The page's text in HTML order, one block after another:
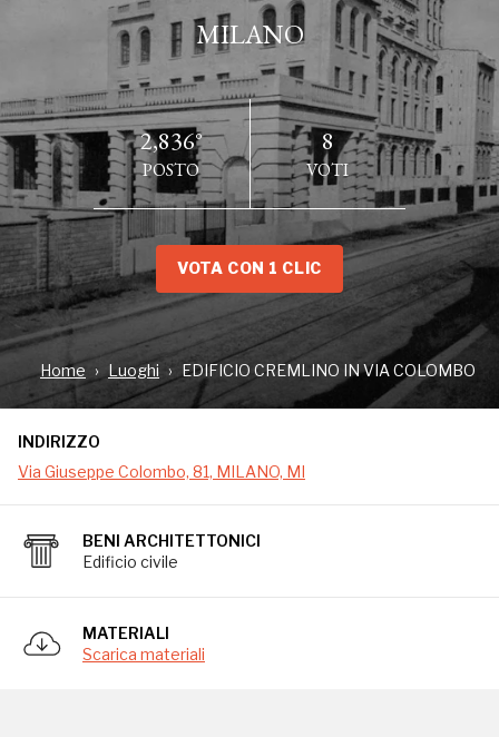
MILANO
2,836°
POSTO
8
VOTI
VOTA CON 1 CLIC
Home Luoghi EDIFICIO CREMLINO IN VIA COLOMBO
INDIRIZZO
Via Giuseppe Colombo, 81, MILANO, MI
BENI ARCHITETTONICI
Edificio civile
MATERIALI
Scarica materiali
INDIRIZZO
Via Giuseppe Colombo, 81, MILANO, MI
tra i folti alberi di Via Giuseppe Colombo e i palazzi
circostanti, ma quando venne costruito troneggiava
su tutta la zona est della crescente Milano. Da
subito soprannominato il “Cremlino”, per via delle
pinnacoli. Si tratta dell’istituto Giuliana Ronzoni,
sede della Facoltà di ricerche chimiche e
biomediche, costruito tra il 1924 e il 1927, su